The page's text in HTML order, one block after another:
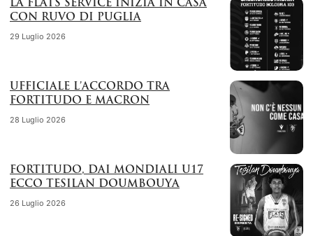
LA FLATS SERVICE INIZIA IN CASA
CON RUVO DI PUGLIA
29 Luglio 2026
UFFICIALE L’ACCORDO TRA
FORTITUDO E MACRON
28 Luglio 2026
FORTITUDO, DAI MONDIALI U17
ECCO TESILAN DOUMBOUYA
26 Luglio 2026